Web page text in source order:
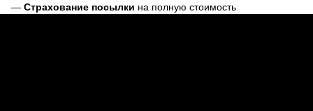
— Страхование посылки на полную стоимость